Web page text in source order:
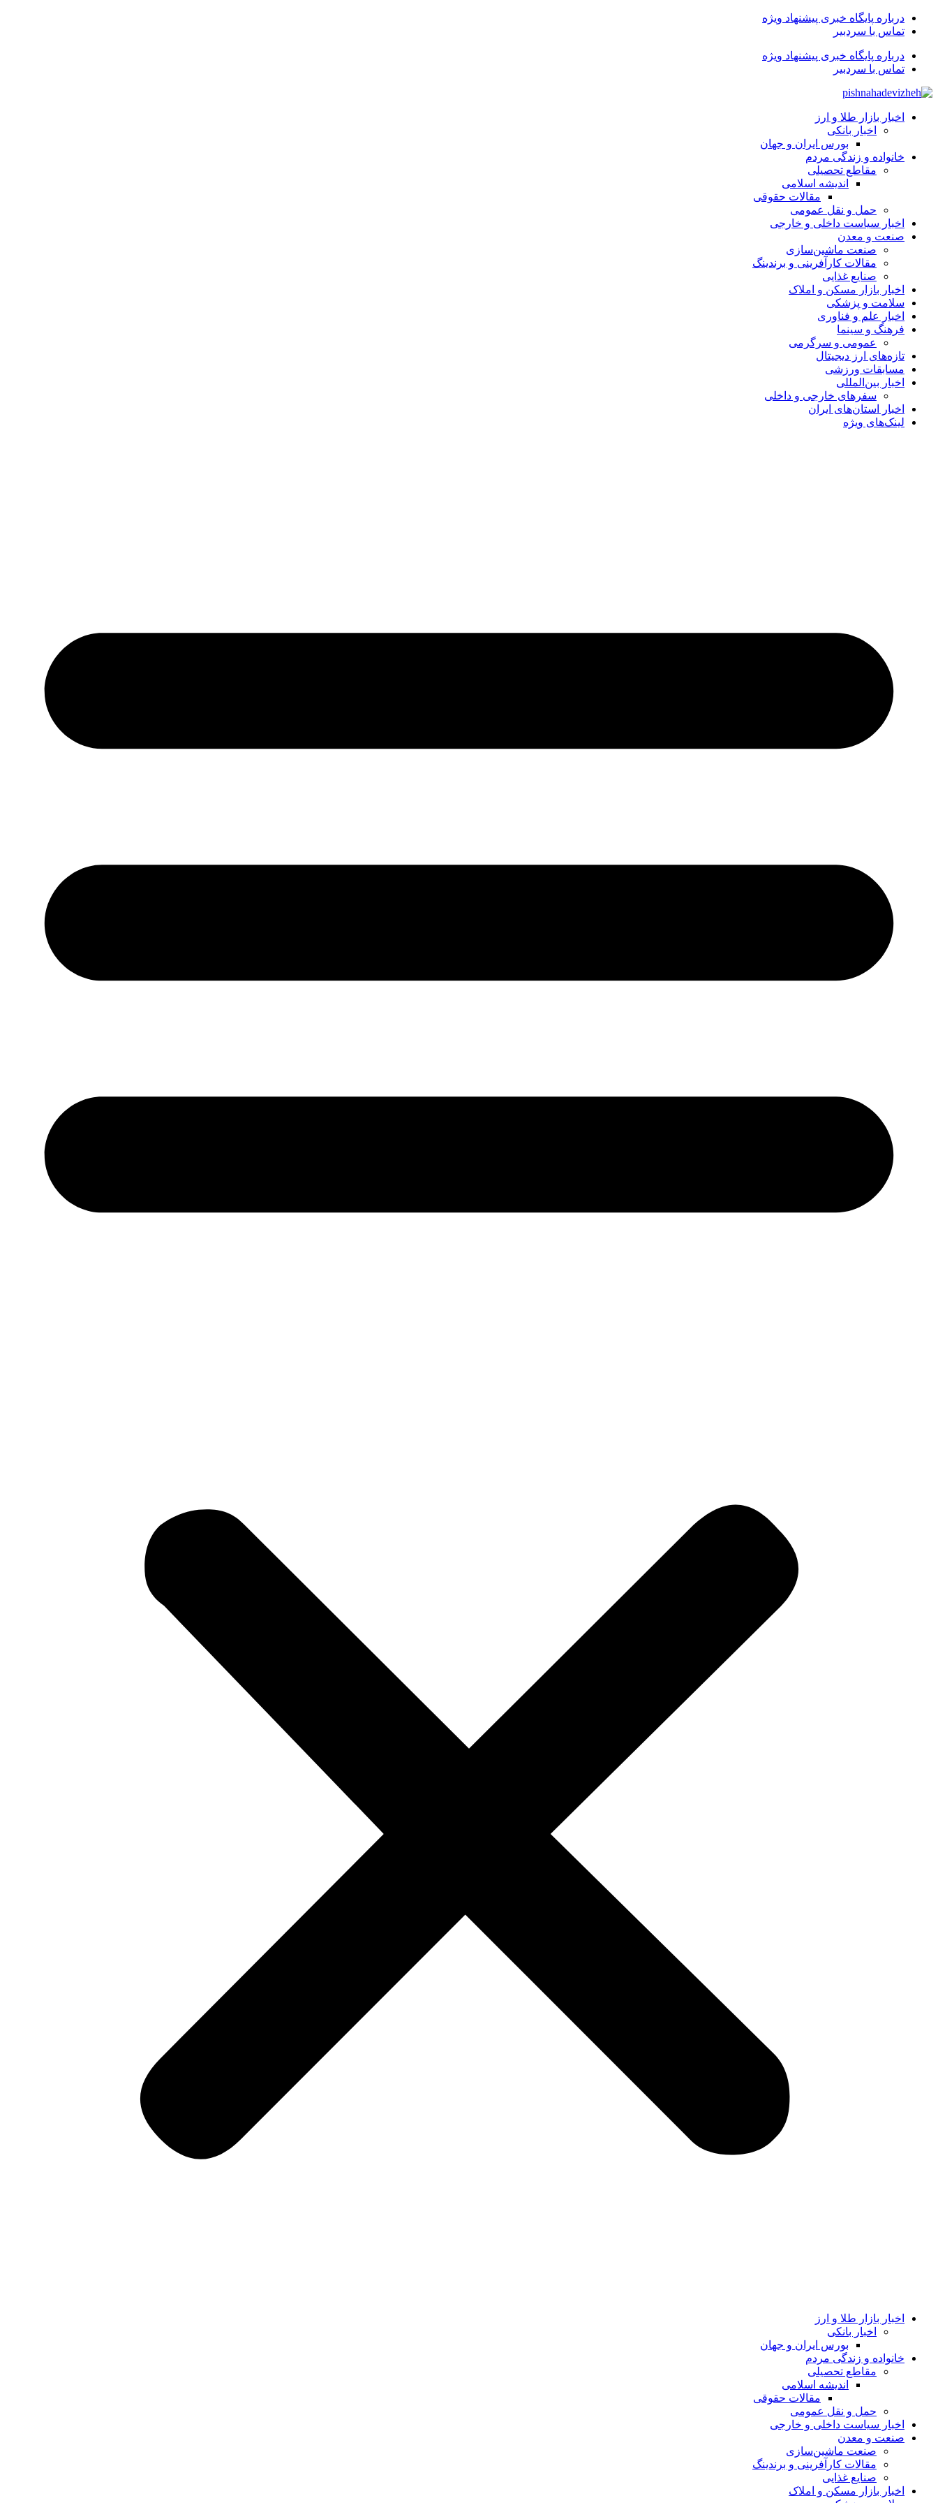
درباره پایگاه خبری پیشنهاد ویژه
تماس با سردبیر
درباره پایگاه خبری پیشنهاد ویژه
تماس با سردبیر
اخبار بازار طلا و ارز
اخبار بانکی
بورس ایران و جهان
خانواده و زندگی مردم
مقاطع تحصیلی
اندیشه اسلامی
مقالات حقوقی
حمل و نقل عمومی
اخبار سیاست داخلی و خارجی
صنعت و معدن
صنعت ماشین‌سازی
مقالات کارآفرینی و برندینگ
صنایع غذایی
اخبار بازار مسکن و املاک
سلامت و پزشکی
اخبار علم و فناوری
فرهنگ و سینما
عمومی و سرگرمی
تازه‌های ارز دیجیتال
مسابقات ورزشی
اخبار بین‌المللی
سفرهای خارجی و داخلی
اخبار استان‌های ایران
لینک‌های ویژه
اخبار بازار طلا و ارز
اخبار بانکی
بورس ایران و جهان
خانواده و زندگی مردم
مقاطع تحصیلی
اندیشه اسلامی
مقالات حقوقی
حمل و نقل عمومی
اخبار سیاست داخلی و خارجی
صنعت و معدن
صنعت ماشین‌سازی
مقالات کارآفرینی و برندینگ
صنایع غذایی
اخبار بازار مسکن و املاک